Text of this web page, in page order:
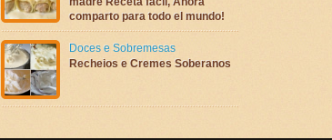
comparto para todo el mundo!
Doces e Sobremesas
Recheios e Cremes Soberanos